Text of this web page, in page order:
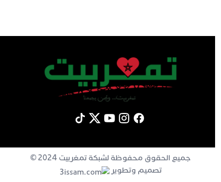
جميع الحقوق محفوظة لشبكة تمغربيت 2024 ©
تصميم وتطوير